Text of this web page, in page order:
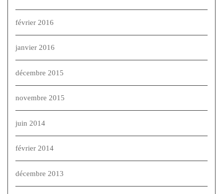
février 2016
janvier 2016
décembre 2015
novembre 2015
juin 2014
février 2014
décembre 2013